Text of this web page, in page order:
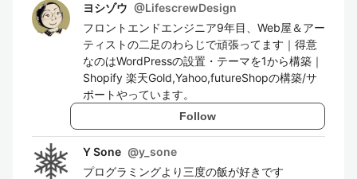
ヨシゾウ @LifescrewDesign
フロントエンドエンジニア9年目、Web屋＆アー
ティストの二足のわらじで頑張ってます｜得意
なのはWordPressの設置・テーマを1から構築｜
Shopify 楽天Gold,Yahoo,futureShopの構築/サ
ポートやっています。
Follow
Y Sone @y_sone
プログラミングより三度の飯が好きです